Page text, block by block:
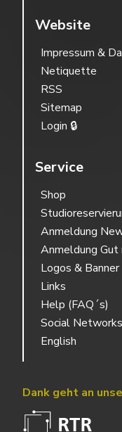
Website
Impressum &
Netiquette
RSS
Sitemap
Login 🔒
Service
Shop
Anmeldung
Anmeldung Gut
Logos & Banner
Links
Help (FAQ´s)
Social Networks
English
Dank geht an